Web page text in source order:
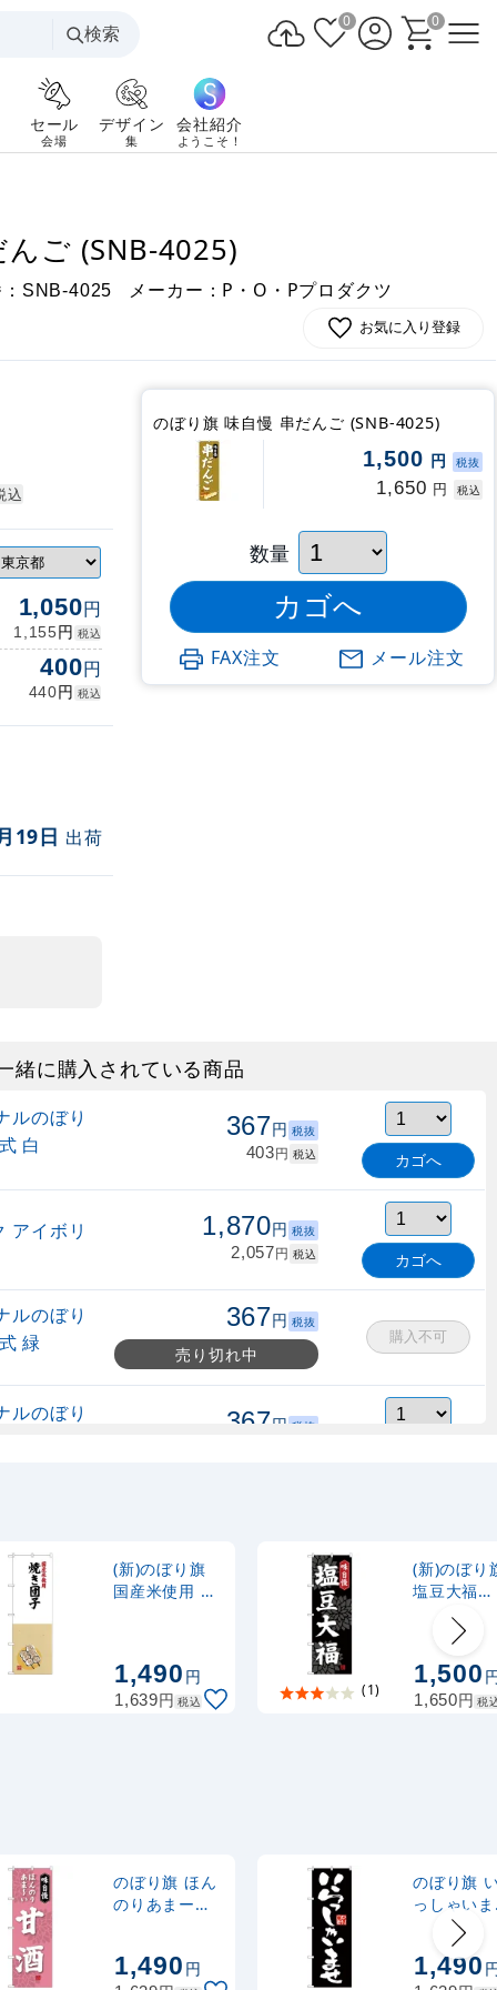
検索
0 0
セール
会場
デザイン
集
会社紹介
ようこそ！
ご (SNB-4025)
SNB-4025 メーカー：P・O・Pプロダクツ
お気に入り登録
込
1,050円
1,155円 税込
400円
440円 税込
19日 出荷
のぼり旗 味自慢 串だんご (SNB-4025)
1,500 円 税抜
1,650 円 税込
数量
FAX注文 メール注文
緒に購入されている商品
ルのぼり
白
367円 税抜
403円 税込 カゴへ
アイボリ
1,870円 税抜
2,057円 税込 カゴへ
ルのぼり
緑
367円 税抜
売り切れ中
購入不可
ルのぼり
367円 税抜
ンド
税込
(新)のぼり旗
国産米使用 焼
1,490円
1,639円 税込
(1)
(新)のぼり
塩豆大福
(SNB-
1,500
1,650円 税
のぼり旗 ほん
のりあまーい
1,490円
のぼり旗
っしゃい
黒地
2756)
1,490